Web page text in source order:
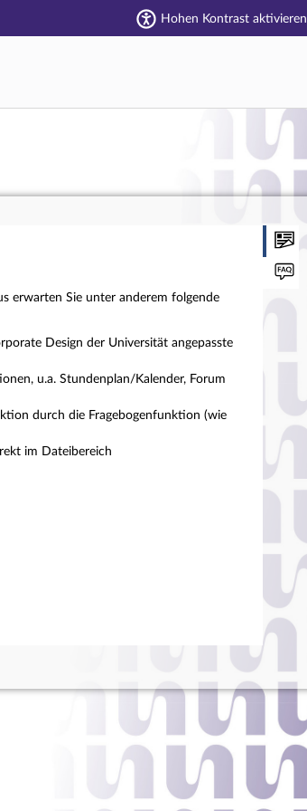
Hohen Kontrast aktivieren
erwarten Sie unter anderem folgende
Design der Universität angepasste
u.a. Stundenplan/Kalender, Forum
durch die Fragebogenfunktion (wie
im Dateibereich